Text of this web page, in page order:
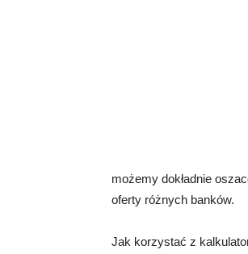
możemy dokładnie
oferty różnych banków.
Jak korzystać z